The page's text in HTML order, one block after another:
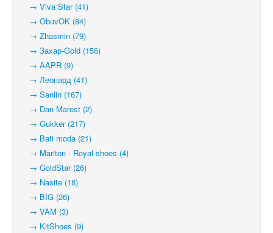
→ Viva Star (41)
→ ObuvOK (84)
→ Zhasmin (79)
→ Захар-Gold (156)
→ AAPR (9)
→ Леопард (41)
→ Sanlin (167)
→ Dan Marest (2)
→ Gukker (217)
→ Bati moda (21)
→ Mariton - Royal-shoes (4)
→ GoldStar (26)
→ Nasite (18)
→ BIG (26)
→ VAM (3)
→ KitShoes (9)